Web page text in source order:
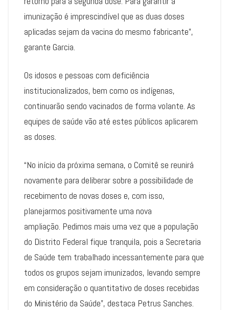
imunização é imprescindível que as duas doses
aplicadas sejam da vacina do mesmo fabricante”,
garante Garcia.
Os idosos e pessoas com deficiência
institucionalizados, bem como os indígenas,
continuarão sendo vacinados de forma volante. As
equipes de saúde vão até estes públicos aplicarem
as doses.
“No início da próxima semana, o Comitê se reunirá
novamente para deliberar sobre a possibilidade de
recebimento de novas doses e, com isso,
planejarmos positivamente uma nova
ampliação. Pedimos mais uma vez que a população
do Distrito Federal fique tranquila, pois a Secretaria
de Saúde tem trabalhado incessantemente para que
todos os grupos sejam imunizados, levando sempre
em consideração o quantitativo de doses recebidas
do Ministério da Saúde”, destaca Petrus Sanches.